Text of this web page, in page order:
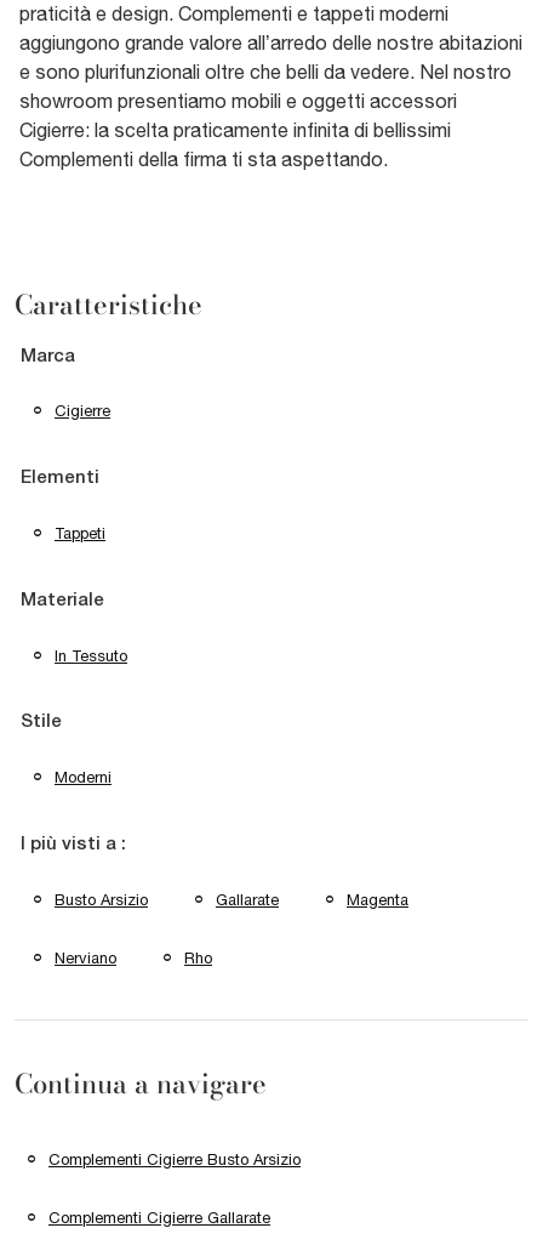
praticità e design. Complementi e tappeti moderni
aggiungono grande valore all’arredo delle nostre abitazioni
e sono plurifunzionali oltre che belli da vedere. Nel nostro
showroom presentiamo mobili e oggetti accessori
Cigierre: la scelta praticamente infinita di bellissimi
Complementi della firma ti sta aspettando.
Caratteristiche
Marca
Cigierre
Elementi
Tappeti
Materiale
In Tessuto
Stile
Moderni
I più visti a :
Busto Arsizio Gallarate Magenta
Nerviano Rho
Continua a navigare
Complementi Cigierre Busto Arsizio
Complementi Cigierre Gallarate